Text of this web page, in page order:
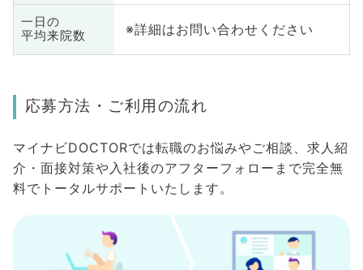
一日の
平均来院数
※詳細はお問い合わせください
応募方法・ご利用の流れ
マイナビDOCTORでは転職のお悩みやご相談、求人紹
介・面接対策や入社後のアフターフォローまで完全無
料でトータルサポートいたします。